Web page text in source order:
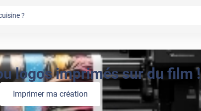
?
logos imprimés sur du film !
Imprimer ma création